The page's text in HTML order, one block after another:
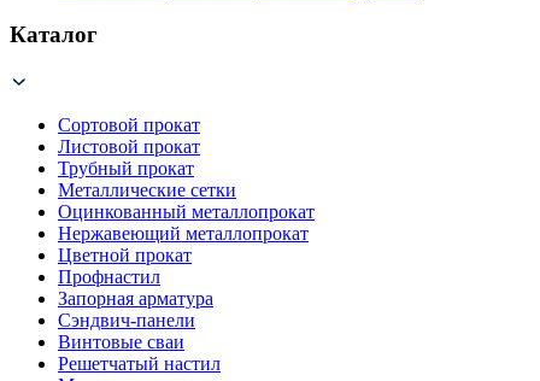
Каталог
Сортовой прокат
Листовой прокат
Трубный прокат
Металлические сетки
Оцинкованный металлопрокат
Нержавеющий металлопрокат
Цветной прокат
Профнастил
Запорная арматура
Сэндвич-панели
Винтовые сваи
Решетчатый настил